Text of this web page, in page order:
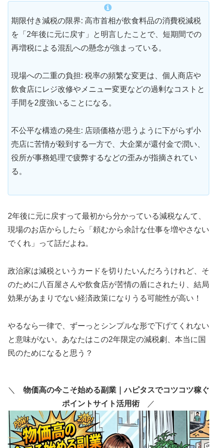
期限付き減税の限界: 高市首相が飲食料品の消費税減税
を「2年後に元に戻す」と明言したことで、短期間での
再増税による混乱への懸念が強まっている。
現場への二重の負担: 税率の頻繁な変更は、個人商店や
飲食店にレジ改修やメニュー変更などの過剰なコストと
手間を2度強いることになる。
不公平な構造の発生: 店頭価格が思うように下がらず小
売店に苦情が殺到する一方で、大企業が還付金で潤い、
役所が事務処理で疲弊するなどの歪みが指摘されてい
る。
2年後に元に戻すって最初から分かっている減税なんて、
現場のお店からしたら「頼むから余計な仕事を増やさない
でくれ」って話だよね。
政治家は減税というカードを切りたいんだろうけれど、そ
のために八百屋さんや飲食店が苦情の盾にされたり、結局
効果があまりでない経済政策になりうる可能性が高い！
やるなら一律で、ずーっとシンプルな形で下げてくれない
と意味がない。あなたはこの2年限定の減税劇、本当に国
民のためになると思う？
＼ 物価高の今こそ始める副業｜ハピタスでコツコツ稼ぐ
ポイントサイト活用術 ／